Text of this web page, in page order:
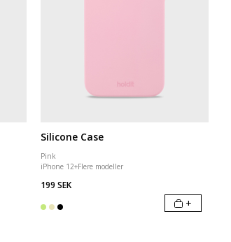
Silicone Case
Pink
iPhone 12+Flere modeller
199 SEK
+